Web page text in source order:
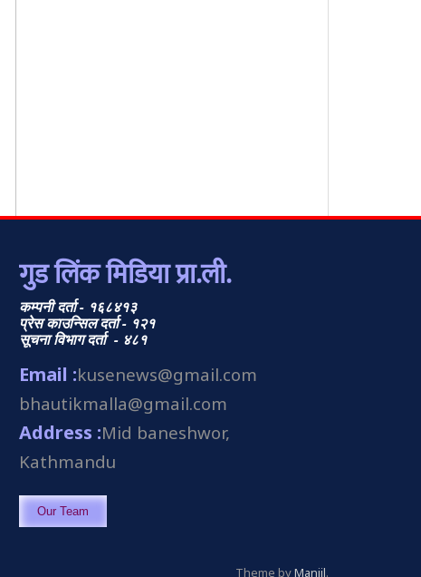
गुड लिंक मिडिया प्रा.ली.
कम्पनी दर्ता - १६८४१३
प्रेस काउन्सिल दर्ता - १२१
सूचना विभाग दर्ता - ४८१
Email :kusenews@gmail.com
bhautikmalla@gmail.com
Address :Mid baneshwor,
Kathmandu
Our Team
Theme byManjil.